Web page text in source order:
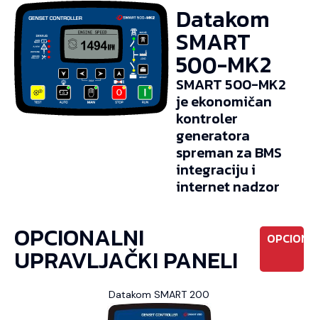
Datakom
SMART
500-MK2
SMART 500-MK2
je ekonomičan
kontroler
generatora
spreman za BMS
integraciju i
internet nadzor
OPCIONALNI
UPRAVLJAČKI PANELI
OPCIONO
Datakom SMART 200